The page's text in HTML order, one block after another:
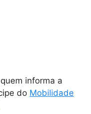
informa a
do Mobilidade